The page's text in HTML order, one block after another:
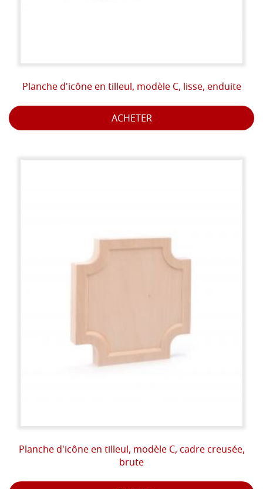
Planche d'icône en tilleul, modèle C, lisse, enduite
ACHETER
Planche d'icône en tilleul, modèle C, cadre creusée,
brute